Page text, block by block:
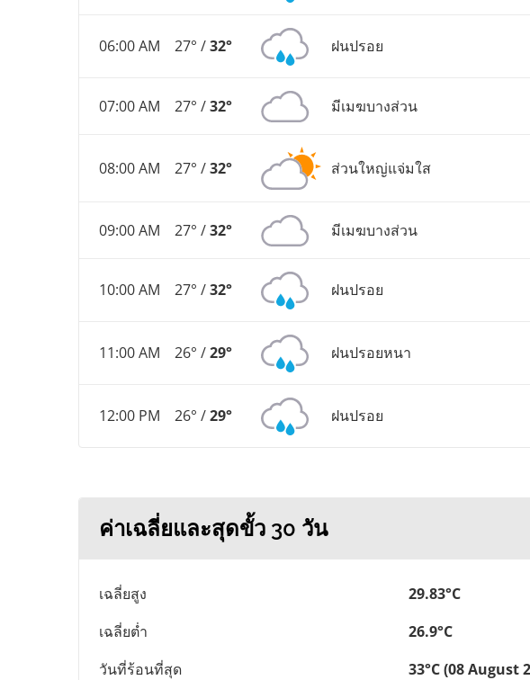
06:00 AM 27° /32° ฝนปรอย
07:00 AM 27° /32° มีเมฆบางส่วน
08:00 AM 27° /32° ส่วนใหญ่แจ่มใส
09:00 AM 27° /32° มีเมฆบางส่วน
10:00 AM 27° /32° ฝนปรอย
11:00 AM 26° /29° ฝนปรอยหนา
12:00 PM 26° /29° ฝนปรอย
ค่าเฉลี่ยและสุดขั้ว 30 วัน
เฉลี่ยสูง
29.83°C
เฉลี่ยต่ำ
26.9°C
วันที่ร้อนที่สุด
33°C (08 August